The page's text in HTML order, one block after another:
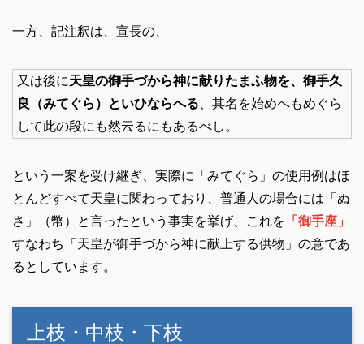
一方、記注釈は、宣長の、
又は後に天皇の御手づから神に献りたまふ物を、御手久
良（みてぐら）といひならへる 、其名を始めへもめぐら
して此の段にも然云るにもあるべし。
という一案を受け継ぎ、実際に「みてぐら」の使用例はほ
とんどすべて天皇に関わっており、普通人の場合には「ぬ
さ」（幣）と言ったという事実を挙げ、これを 「御手座」
すなわち「天皇が御手づから神に献上する供物」の意であ
るとしています。
上枝・中枝・下枝